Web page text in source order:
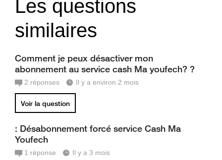
Les questions
similaires
Comment je peux désactiver mon
abonnement au service cash Ma youfech? ?
2 réponses Il y a environ 2 mois
Voir la question
: Désabonnement forcé service Cash Ma
Youfech
1 réponse Il y a 3 mois